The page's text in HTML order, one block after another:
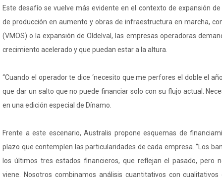
Este desafío se vuelve más evidente en el contexto de expansión
de producción en aumento y obras de infraestructura en marcha,
(VMOS) o la expansión de Oldelval, las empresas operadoras
crecimiento acelerado y que puedan estar a la altura.
“Cuando el operador te dice ‘necesito que me perfores el doble el
que dar un salto que no puede financiar solo con su flujo actual.
en una edición especial de Dínamo.
Frente a este escenario, Australis propone esquemas de
plazo que contemplen las particularidades de cada empresa. “Los
los últimos tres estados financieros, que reflejan el pasado, pero
viene. Nosotros combinamos análisis cuantitativos con